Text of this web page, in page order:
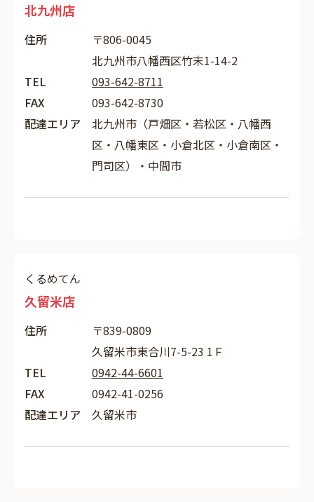
北九州店
住所
〒806-0045
北九州市八幡西区竹末1-14-2
TEL
093-642-8711
FAX
093-642-8730
配達エリア
北九州市（戸畑区・若松区・八幡西
区・八幡東区・小倉北区・小倉南区・
門司区）・中間市
くるめてん
久留米店
住所
〒839-0809
久留米市東合川7-5-23 1Ｆ
TEL
0942-44-6601
FAX
0942-41-0256
配達エリア
久留米市